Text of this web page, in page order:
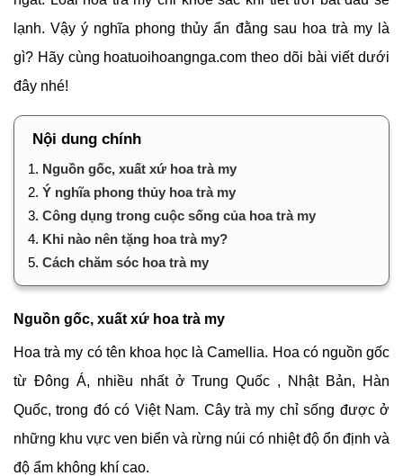
lạnh. Vậy ý nghĩa phong thủy ẩn đằng sau hoa trà my là
gì? Hãy cùng hoatuoihoangnga.com theo dõi bài viết dưới
đây nhé!
Nội dung chính
1. Nguồn gốc, xuất xứ hoa trà my
2. Ý nghĩa phong thủy hoa trà my
3. Công dụng trong cuộc sống của hoa trà my
4. Khi nào nên tặng hoa trà my?
5. Cách chăm sóc hoa trà my
Nguồn gốc, xuất xứ hoa trà my
Hoa trà my có tên khoa học là Camellia. Hoa có nguồn gốc
từ Đông Á, nhiều nhất ở Trung Quốc , Nhật Bản, Hàn
Quốc, trong đó có Việt Nam. Cây trà my chỉ sống được ở
những khu vực ven biển và rừng núi có nhiệt độ ổn định và
độ ẩm không khí cao.